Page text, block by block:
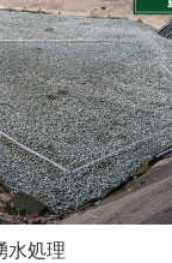
水処理